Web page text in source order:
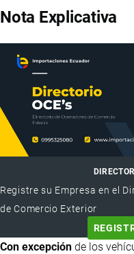
Nota Explicativa
Registre su Empresa en el
de Comercio Exterior
Con excepción de los